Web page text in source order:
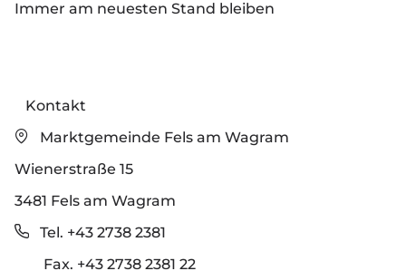
Immer am neuesten Stand bleiben
Kontakt
Marktgemeinde Fels am Wagram
Wienerstraße 15
3481 Fels am Wagram
Tel. +43 2738 2381
Fax. +43 2738 2381 22